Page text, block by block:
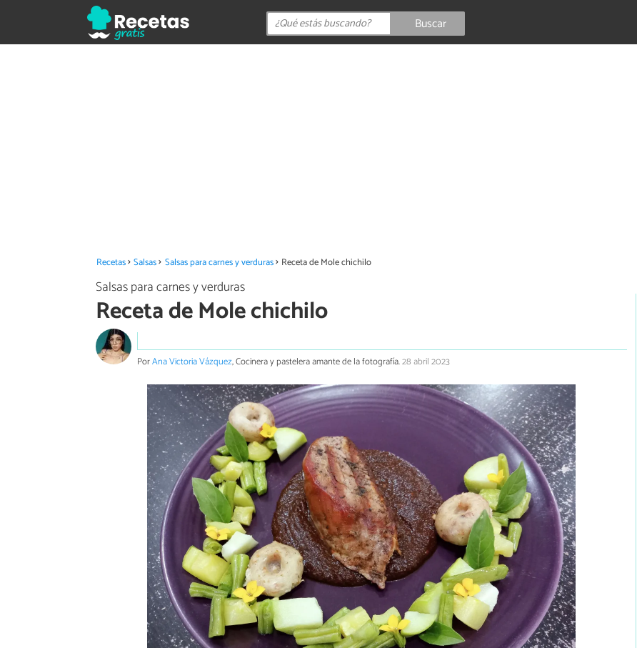
Buscar
Recetas Salsas Salsas para carnes y verduras Receta de Mole chichilo
Salsas para carnes y verduras
Receta de Mole chichilo
PorAna Victoria Vázquez, Cocinera y pastelera amante de la fotografía.28 abril 2023